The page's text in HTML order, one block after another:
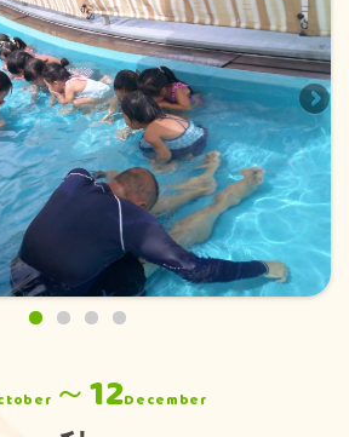
～12December